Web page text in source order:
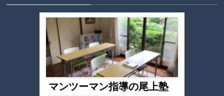
マンツーマン指導の尾上塾